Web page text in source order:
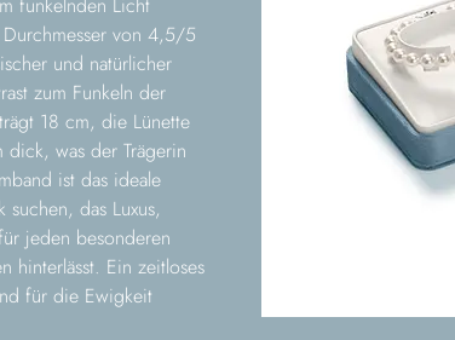
von 4,5/5
und natürlicher
zum Funkeln der
18 cm, die Lünette
was der Trägerin
ist das ideale
das Luxus,
jeden besonderen
hinterlässt. Ein zeitloses
für die Ewigkeit